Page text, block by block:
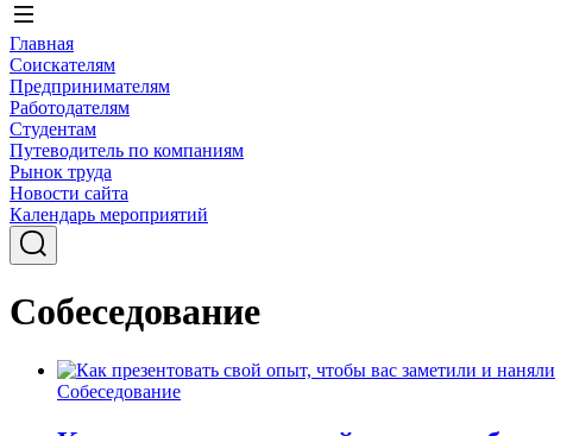
Главная
Соискателям
Предпринимателям
Работодателям
Студентам
Путеводитель по компаниям
Рынок труда
Новости сайта
Календарь мероприятий
Собеседование
Собеседование